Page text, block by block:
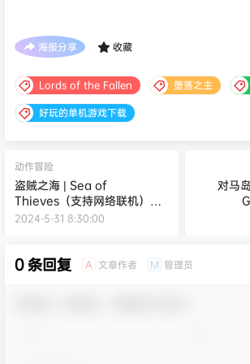
海报分享 收藏
Lords of the Fallen 堕落之主
好玩的单机游戏下载
动作冒险
盗贼之海 | Sea of
Thieves（支持网络联机）
v2.130.4652.0联机版
2024-5-31 8:30:00
对马
0 条回复 A 文章作者 M 管理员